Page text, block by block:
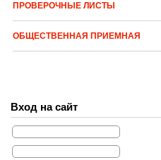
ПРОВЕРОЧНЫЕ ЛИСТЫ
ОБЩЕСТВЕННАЯ ПРИЕМНАЯ
Вход на сайт